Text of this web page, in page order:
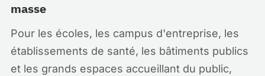
masse
Pour les écoles, les campus d'entreprise, les
établissements de santé, les bâtiments publics
et les grands espaces accueillant du public,